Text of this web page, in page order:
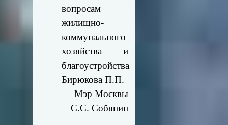
вопросам
жилищно-
коммунального
хозяйства и
благоустройства
Бирюкова П.П.
Мэр Москвы
С.С. Собянин